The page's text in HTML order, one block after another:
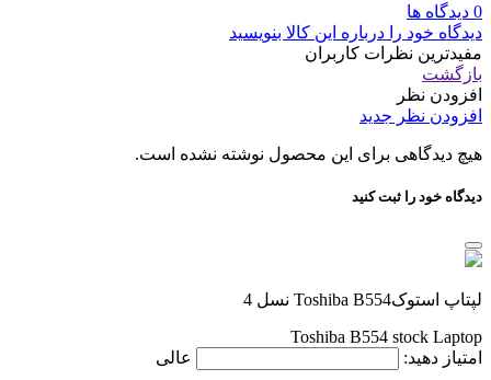
0 دیدگاه ها
دیدگاه خود را درباره این کالا بنویسید
مفیدترین نظرات کاربران
بازگشت
افزودن نظر
افزودن نظر جدید
هیچ دیدگاهی برای این محصول نوشته نشده است.
دیدگاه خود را ثبت کنید
لپتاپ استوکToshiba B554 نسل 4
Toshiba B554 stock Laptop
امتیاز دهید:
عالی